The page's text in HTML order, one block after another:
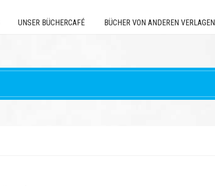
UNSER BÜCHERCAFÉ BÜCHER VON ANDEREN VERLAGEN